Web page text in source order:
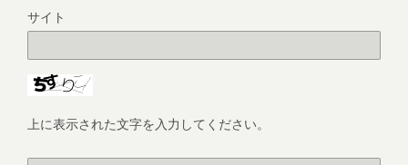
サイト
上に表示された文字を入力してください。